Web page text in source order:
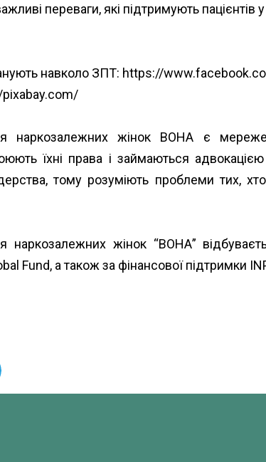
переваги, які підтримують
навколо ЗПТ: https://
pixabay.com/
наркозалежних жінок ВОНА є
їхні права і займаються адвокацією
тому розуміють проблеми тих,
наркозалежних жінок “ВОНА”
Fund, а також за фінансової підтримки